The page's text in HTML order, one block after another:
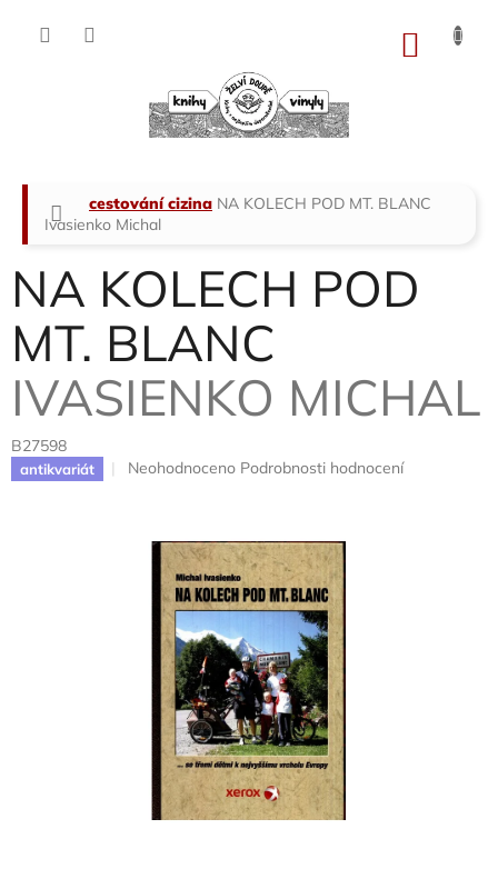
Domů
cestování cizina NA KOLECH POD MT. BLANC
Ivasienko Michal
NA KOLECH POD
MT. BLANC
IVASIENKO MICHAL
B27598
antikvariát
Průměrné
hvězdiček.
Neohodnoceno Podrobnosti hodnocení